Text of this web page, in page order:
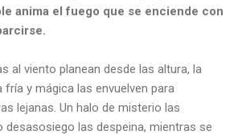
anima el fuego que se enciende con
al viento planean desde las altura, la
fría y mágica las envuelven para
lejanas. Un halo de misterio las
desasosiego las despeina, mientras se